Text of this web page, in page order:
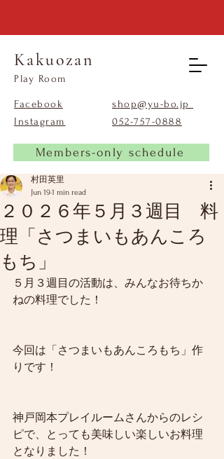
Kakuozan
​Play Room
Facebook
Instagram
shop@yu-bo.jp
​052-757-0888
Members-only schedule
２０２６年５月３週目 料
理「さつまいもあんころ
もち」
村田英里
Jun 191 min read
５月３週目の活動は、みんなお待ちか
ねの料理でした！
今回は「さつまいもあんころもち」作
りです！
神戸岡本プレイルームさんからのレシ
ピで、とっても美味しい楽しいお料理
となりました！